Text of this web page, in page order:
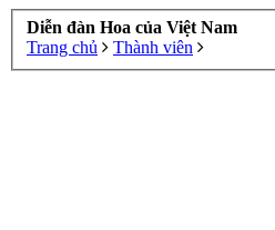
Diễn đàn Hoa của Việt Nam
Trang chủ
Thành viên